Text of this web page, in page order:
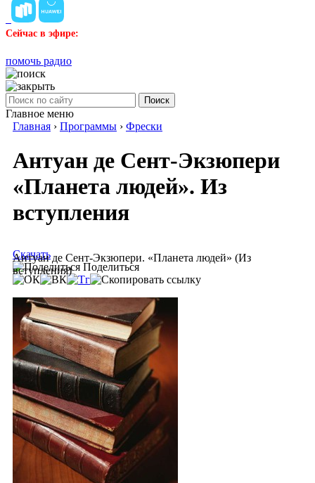
Сейчас в эфире:
помочь радио
Поиск
Главное меню
Главная › Программы › Фрески
Антуан де Сент-Экзюпери
«Планета людей». Из
вступления
Антуан де Сент-Экзюпери. «Планета людей» (Из
вступления)
Скачать
Поделиться